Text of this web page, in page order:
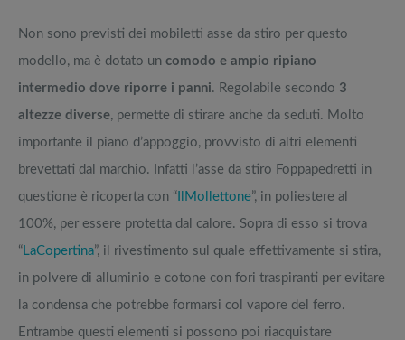
Non sono previsti dei mobiletti asse da stiro per questo
modello, ma è dotato un comodo e ampio ripiano
intermedio dove riporre i panni. Regolabile secondo 3
altezze diverse, permette di stirare anche da seduti. Molto
importante il piano d’appoggio, provvisto di altri elementi
brevettati dal marchio. Infatti l’asse da stiro Foppapedretti in
questione è ricoperta con “ IlMollettone”, in poliestere al
100%, per essere protetta dal calore. Sopra di esso si trova
“ LaCopertina”, il rivestimento sul quale effettivamente si stira,
in polvere di alluminio e cotone con fori traspiranti per evitare
la condensa che potrebbe formarsi col vapore del ferro.
Entrambe questi elementi si possono poi riacquistare